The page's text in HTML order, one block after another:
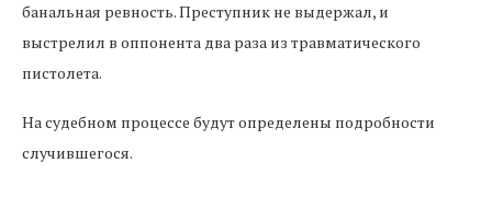
банальная ревность. Преступник не выдержал, и
выстрелил в оппонента два раза из травматического
пистолета.
На судебном процессе будут определены подробности
случившегося.